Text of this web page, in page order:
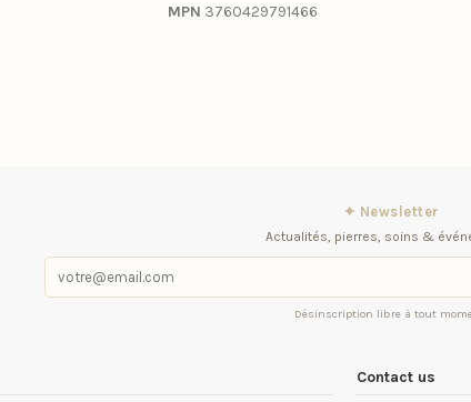
MPN 3760429791466
✦ Newsletter
Actualités, pierres, soins &
Désinscription libre à tout
Contact us